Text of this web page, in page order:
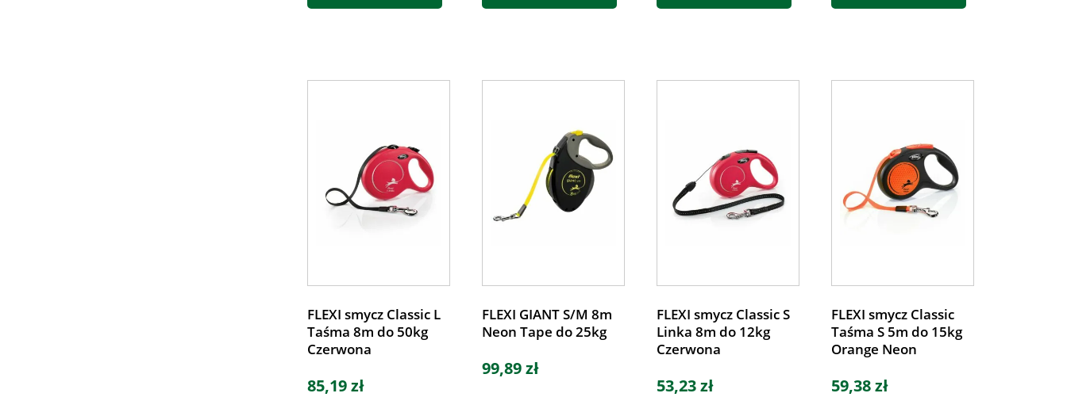
FLEXI smycz Classic L
Taśma 8m do 50kg
Czerwona
85,19 zł
FLEXI GIANT S/M 8m
Neon Tape do 25kg
99,89 zł
FLEXI smycz Classic S
Linka 8m do 12kg
Czerwona
53,23 zł
FLEXI smycz Classic
Taśma S 5m do 15kg
Orange Neon
59,38 zł